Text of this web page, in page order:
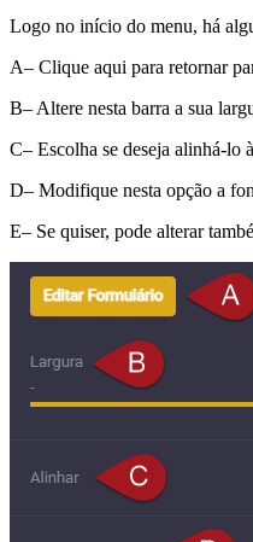
Logo no início do menu, há
A– Clique aqui para retornar
B– Altere nesta barra a sua
C– Escolha se deseja alinhá-lo
D– Modifique nesta opção a
E– Se quiser, pode alterar